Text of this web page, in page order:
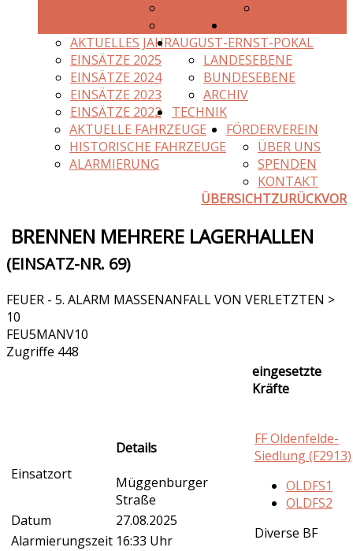
AKTUELLES JAHR
EINSÄTZE 2025
EINSÄTZE 2024
EINSÄTZE 2023
EINSÄTZE 2022
AUGUST-ERNST-POKAL
LANDESEBENE
BUNDESEBENE
ARCHIV
TECHNIK
AKTUELLE FAHRZEUGE
HISTORISCHE FAHRZEUGE
ALARMIERUNG
FÖRDERVEREIN
ÜBER UNS
SPENDEN
KONTAKT
ÜBERSICHTZURÜCKVOR
BRENNEN MEHRERE LAGERHALLEN
(EINSATZ-NR. 69)
FEUER - 5. ALARM MASSENANFALL VON VERLETZTEN >
10
FEU5MANV10
Zugriffe 448
Einsatzort
Details
Müggenburger
Straße
Datum
27.08.2025
Alarmierungszeit 16:33 Uhr
eingesetzte
Kräfte
FF Oldenfelde-
Siedlung (F2913)
OLDFS1
OLDFS2
Diverse BF